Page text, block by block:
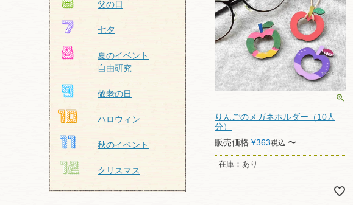
父の日
七夕
夏のイベント
自由研究
敬老の日
ハロウィン
秋のイベント
クリスマス
りんごのメガネホルダー（10人
分）
販売価格 ¥363税込 〜
在庫：あり